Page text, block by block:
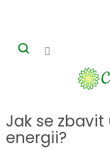
Jak se
energii?